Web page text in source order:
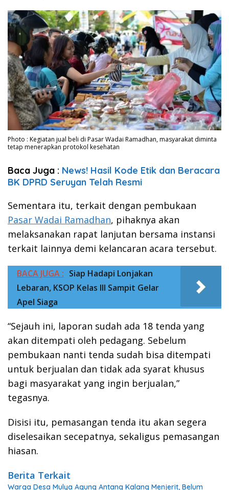
Photo : Kegiatan jual beli di Pasar Wadai Ramadhan, masyarakat diminta
tetap menerapkan protokol kesehatan
Baca Juga : News! Hasil Kode Etik dan Beracara
BK DPRD Seruyan Telah Resmi
Sementara itu, terkait dengan pembukaan
Pasar Wadai Ramadhan, pihaknya akan
melaksanakan rapat lanjutan bersama instansi
terkait lainnya demi kelancaran acara tersebut.
BACA JUGA : Siap Hadapi Lonjakan
Lebaran, KSOP Kelas III Sampit Gelar
Apel Siaga
“Sejauh ini, laporan sudah ada 18 tenda yang
akan ditempati oleh pedagang. Sebelum
pembukaan nanti tenda sudah bisa ditempati
untuk berjualan dan tidak ada syarat khusus
bagi masyarakat yang ingin berjualan,”
tegasnya.
Disisi itu, pemasangan tenda itu akan segera
diselesaikan secepatnya, sekaligus pemasangan
hiasan.
Berita Terkait
Warga Desa Mulya Agung Antang Kalang Menjerit, Belum